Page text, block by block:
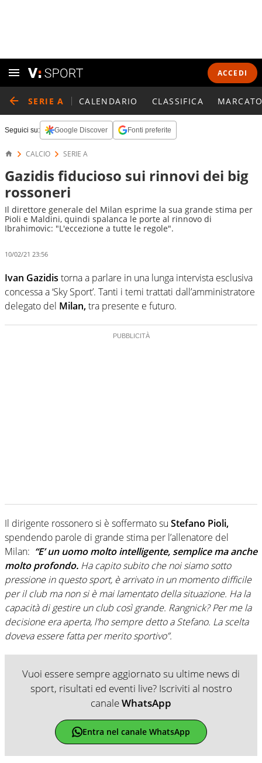
ACCEDI
SERIE A CALENDARIO CLASSIFICA
Seguici su: Google Discover Fonti preferite
CALCIO SERIE A
Gazidis fiducioso sui rinnovi dei big
rossoneri
Il direttore generale del Milan esprime la sua grande stima per
Pioli e Maldini, quindi spalanca le porte al rinnovo di
Ibrahimovic: "L'eccezione a tutte le regole".
10/02/21 23:56
Ivan Gazidis torna a parlare in una lunga intervista esclusiva
concessa a ‘Sky Sport’. Tanti i temi trattati dall’amministratore
delegato del Milan,tra presente e futuro.
Il dirigente rossonero si è soffermato su Stefano Pioli,
spendendo parole di grande stima per l’allenatore del
Milan: “E’ un uomo molto intelligente, semplice ma anche
molto profondo. Ha capito subito che noi siamo sotto
pressione in questo sport, è arrivato in un momento difficile
per il club ma non si è mai lamentato della situazione. Ha la
capacità di gestire un club così grande. Rangnick? Per me la
decisione era aperta, l’ho sempre detto a Stefano. La scelta
doveva essere fatta per merito sportivo”.
Vuoi essere sempre aggiornato su ultime news di
sport, risultati ed eventi live? Iscriviti al nostro
canaleWhatsApp
Entra nel canale WhatsApp